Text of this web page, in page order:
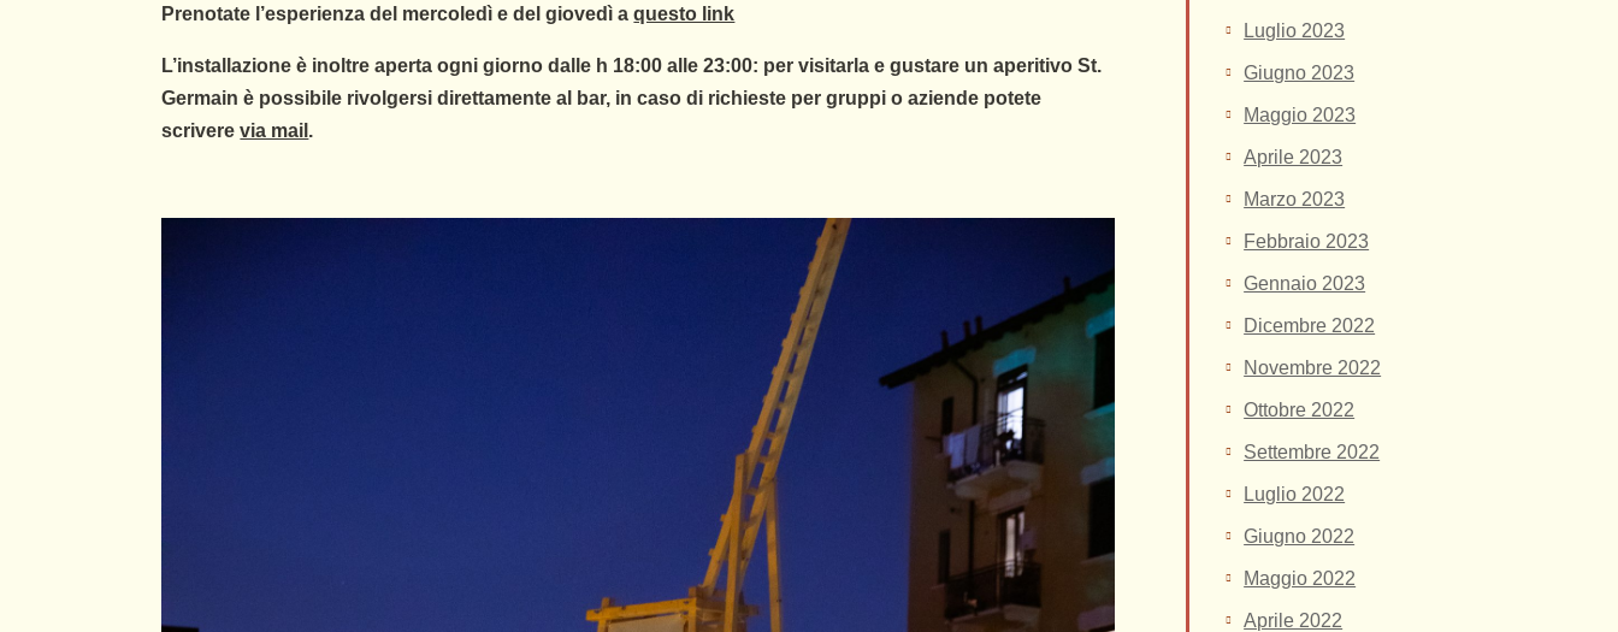
Prenotate l’esperienza del mercoledì e del giovedì aquesto link
L’installazione è inoltre aperta ogni giorno dalle h 18:00 alle 23:00: per visitarla e gustare un aperitivo St.
Germain è possibile rivolgersi direttamente al bar, in caso di richieste per gruppi o aziende potete
scriverevia mail .
Luglio 2023
Giugno 2023
Maggio 2023
Aprile 2023
Marzo 2023
Febbraio 2023
Gennaio 2023
Dicembre 2022
Novembre 2022
Ottobre 2022
Settembre 2022
Luglio 2022
Giugno 2022
Maggio 2022
Aprile 2022